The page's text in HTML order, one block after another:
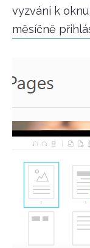
vyzváni k
měsíčně